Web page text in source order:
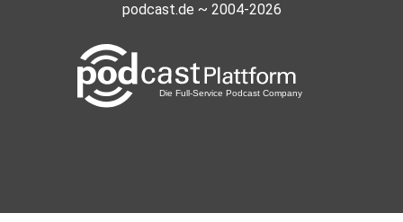
podcast.de ~ 2004-2026